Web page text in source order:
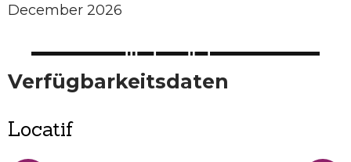
December 2026
Verfügbarkeitsdaten
Locatif